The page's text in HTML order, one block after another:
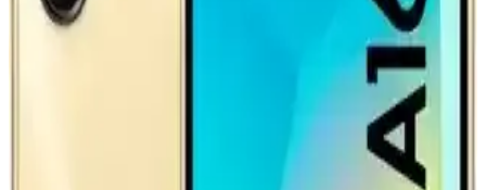
Hedefi
GM ve LG iş birliğiyle geliştirilen Lityum Mangan Zengin
bataryalar, elektrikli araçlarda 400 mil menzil sunmayı amaçlıyor. Bu
teknoloji enerji yoğunluğu, şarj süresi ve maliyet açısından önemli
COSTER iPhone Adaptör 20W Hızlı Şarj Gücüyle